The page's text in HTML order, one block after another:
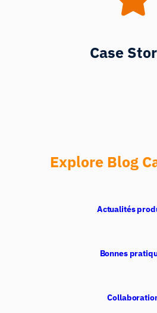
Case
Explore Blog
Actualités
Bonnes